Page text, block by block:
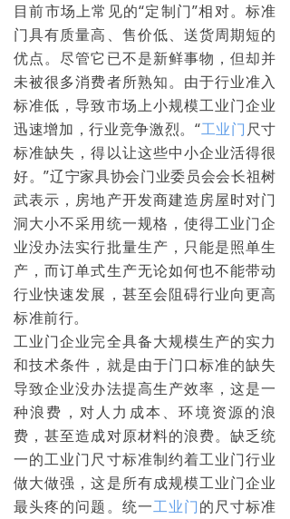
目前市场上常见的“定制门”相对。标准
门具有质量高、售价低、送货周期短的
优点。尽管它已不是新鲜事物，但却并
未被很多消费者所熟知。由于行业准入
标准低，导致市场上小规模工业门企业
迅速增加，行业竞争激烈。“工业门 尺寸
标准缺失，得以让这些中小企业活得很
好。”辽宁家具协会门业委员会会长祖树
武表示，房地产开发商建造房屋时对门
洞大小不采用统一规格，使得工业门企
业没办法实行批量生产，只能是照单生
产，而订单式生产无论如何也不能带动
行业快速发展，甚至会阻碍行业向更高
标准前行。
工业门企业完全具备大规模生产的实力
和技术条件，就是由于门口标准的缺失
导致企业没办法提高生产效率，这是一
种浪费，对人力成本、环境资源的浪
费，甚至造成对原材料的浪费。缺乏统
一的工业门尺寸标准制约着工业门行业
做大做强，这是所有成规模工业门企业
最头疼的问题。统一工业门的尺寸标准